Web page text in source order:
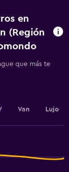
en
(Región
que más te
Van Lujo